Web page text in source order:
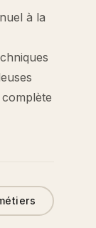
à la